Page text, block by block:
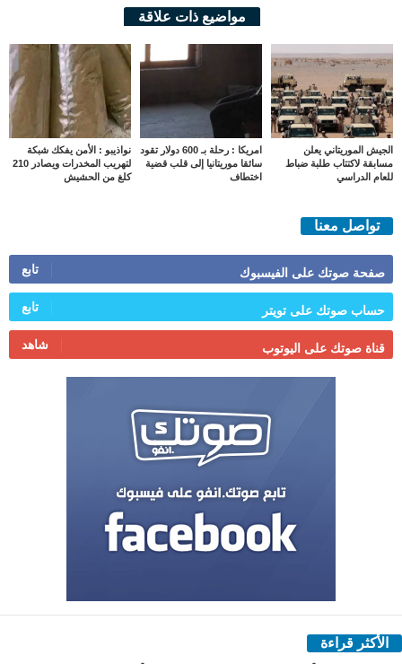
مواضيع ذات علاقة
الجيش الموريتاني يعلن
مسابقة لاكتتاب طلبة ضباط
للعام الدراسي
امريكا : رحلة بـ 600 دولار تقود
سائقا موريتانيا إلى قلب قضية
اختطاف
نواذيبو : الأمن يفكك شبكة
لتهريب المخدرات ويصادر 210
كلغ من الحشيش
تواصل معنا
صفحة صوتك على الفيسبوك تابع
حساب صوتك على تويتر تابع
قناة صوتك على اليوتوب شاهد
الأكثر قراءة